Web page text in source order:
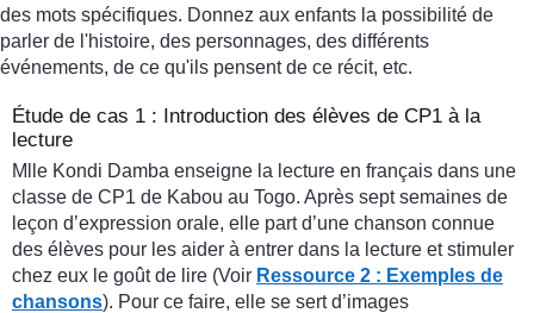
des mots spécifiques. Donnez aux enfants la possibilité de
parler de l'histoire, des personnages, des différents
événements, de ce qu'ils pensent de ce récit, etc.
Étude de cas 1 : Introduction des élèves de CP1 à la
lecture
Mlle Kondi Damba enseigne la lecture en français dans une
classe de CP1 de Kabou au Togo. Après sept semaines de
leçon d’expression orale, elle part d’une chanson connue
des élèves pour les aider à entrer dans la lecture et stimuler
chez eux le goût de lire (Voir Ressource 2 : Exemples de
chansons). Pour ce faire, elle se sert d’images